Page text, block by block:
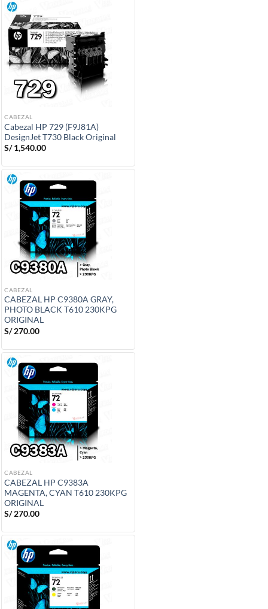
CABEZAL
Cabezal HP 729 (F9J81A)
DesignJet T730 Black Original
S/1,540.00
CABEZAL
CABEZAL HP C9380A GRAY,
PHOTO BLACK T610 230KPG
ORIGINAL
S/270.00
CABEZAL
CABEZAL HP C9383A
MAGENTA, CYAN T610 230KPG
ORIGINAL
S/270.00